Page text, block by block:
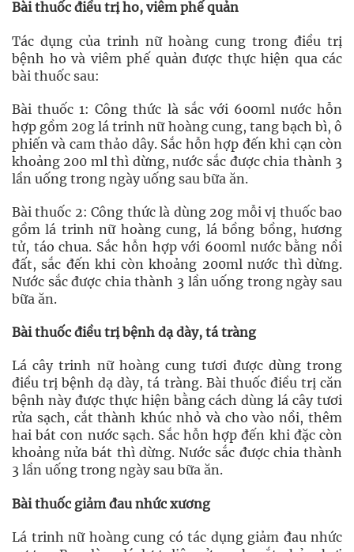
Bài thuốc điều trị ho, viêm phế quản
Tác dụng của trinh nữ hoàng cung trong điều trị
bệnh ho và viêm phế quản được thực hiện qua các
bài thuốc sau:
Bài thuốc 1: Công thức là sắc với 600ml nước hỗn
hợp gồm 20g lá trinh nữ hoàng cung, tang bạch bì, ô
phiến và cam thảo dây. Sắc hỗn hợp đến khi cạn còn
khoảng 200 ml thì dừng, nước sắc được chia thành 3
lần uống trong ngày uống sau bữa ăn.
Bài thuốc 2: Công thức là dùng 20g mỗi vị thuốc bao
gồm lá trinh nữ hoàng cung, lá bồng bồng, hương
tử, táo chua. Sắc hỗn hợp với 600ml nước bằng nồi
đất, sắc đến khi còn khoảng 200ml nước thì dừng.
Nước sắc được chia thành 3 lần uống trong ngày sau
bữa ăn.
Bài thuốc điều trị bệnh dạ dày, tá tràng
Lá cây trinh nữ hoàng cung tươi được dùng trong
điều trị bệnh dạ dày, tá tràng. Bài thuốc điều trị căn
bệnh này được thực hiện bằng cách dùng lá cây tươi
rửa sạch, cắt thành khúc nhỏ và cho vào nồi, thêm
hai bát con nước sạch. Sắc hỗn hợp đến khi đặc còn
khoảng nửa bát thì dừng. Nước sắc được chia thành
3 lần uống trong ngày sau bữa ăn.
Bài thuốc giảm đau nhức xương
Lá trinh nữ hoàng cung có tác dụng giảm đau nhức